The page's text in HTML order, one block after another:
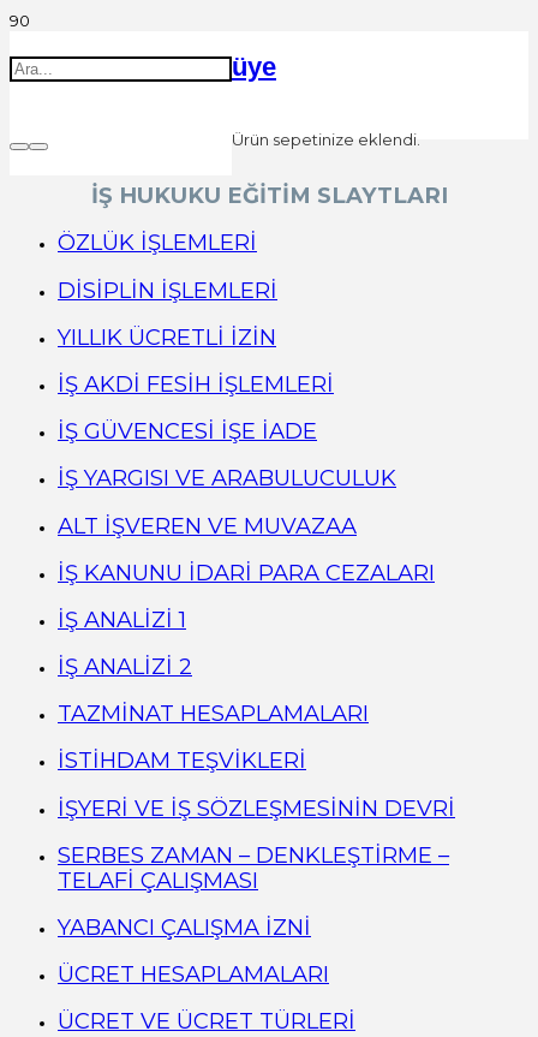
üye
Ürün sepetinize eklendi.
İŞ HUKUKU EĞİTİM SLAYTLARI
ÖZLÜK İŞLEMLERİ
DİSİPLİN İŞLEMLERİ
YILLIK ÜCRETLİ İZİN
İŞ AKDİ FESİH İŞLEMLERİ
İŞ GÜVENCESİ İŞE İADE
İŞ YARGISI VE ARABULUCULUK
ALT İŞVEREN VE MUVAZAA
İŞ KANUNU İDARİ PARA CEZALARI
İŞ ANALİZİ 1
İŞ ANALİZİ 2
TAZMİNAT HESAPLAMALARI
İSTİHDAM TEŞVİKLERİ
İŞYERİ VE İŞ SÖZLEŞMESİNİN DEVRİ
SERBES ZAMAN – DENKLEŞTİRME –
TELAFİ ÇALIŞMASI
YABANCI ÇALIŞMA İZNİ
ÜCRET HESAPLAMALARI
ÜCRET VE ÜCRET TÜRLERİ